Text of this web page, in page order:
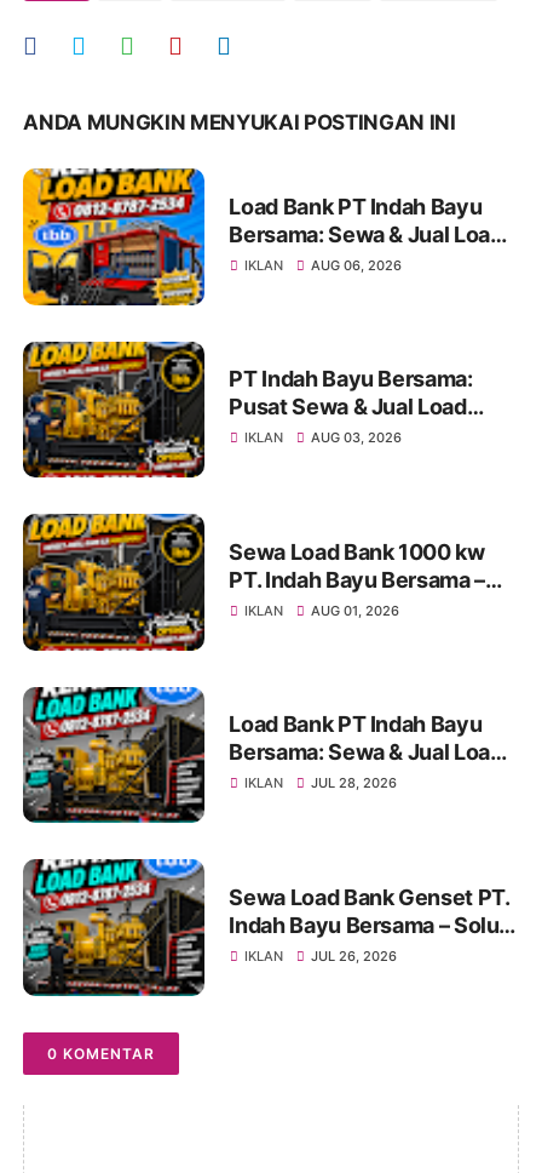
ANDA MUNGKIN MENYUKAI POSTINGAN INI
Load Bank PT Indah Bayu
Bersama: Sewa & Jual Load
Bank Terpercaya Jakarta |
IKLAN AUG 06, 2026
PT Indah Bayu Bersama:
Pusat Sewa & Jual Load
Bank Andal untuk Pengujian
IKLAN AUG 03, 2026
Sewa Load Bank 1000 kw
PT. Indah Bayu Bersama –
Solusi Profesional Pengujian
IKLAN AUG 01, 2026
Load Bank PT Indah Bayu
Bersama: Sewa & Jual Load
Bank Terpercaya
IKLAN JUL 28, 2026
Sewa Load Bank Genset PT.
Indah Bayu Bersama – Solusi
Profesional untuk Pengujian
IKLAN JUL 26, 2026
0 KOMENTAR